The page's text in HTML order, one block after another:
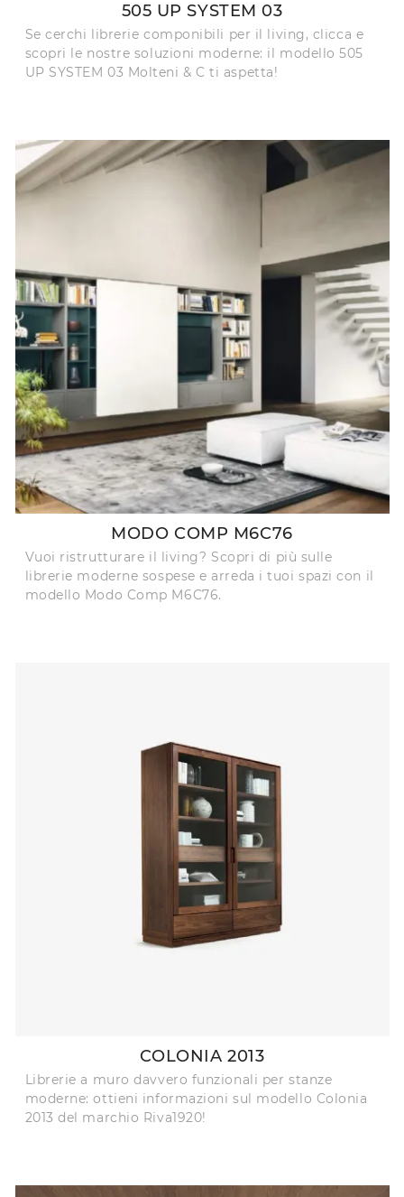
505 UP SYSTEM 03
Se cerchi librerie componibili per il living, clicca e
scopri le nostre soluzioni moderne: il modello 505
UP SYSTEM 03 Molteni & C ti aspetta!
MODO COMP M6C76
Vuoi ristrutturare il living? Scopri di più sulle
librerie moderne sospese e arreda i tuoi spazi con il
modello Modo Comp M6C76.
COLONIA 2013
Librerie a muro davvero funzionali per stanze
moderne: ottieni informazioni sul modello Colonia
2013 del marchio Riva1920!